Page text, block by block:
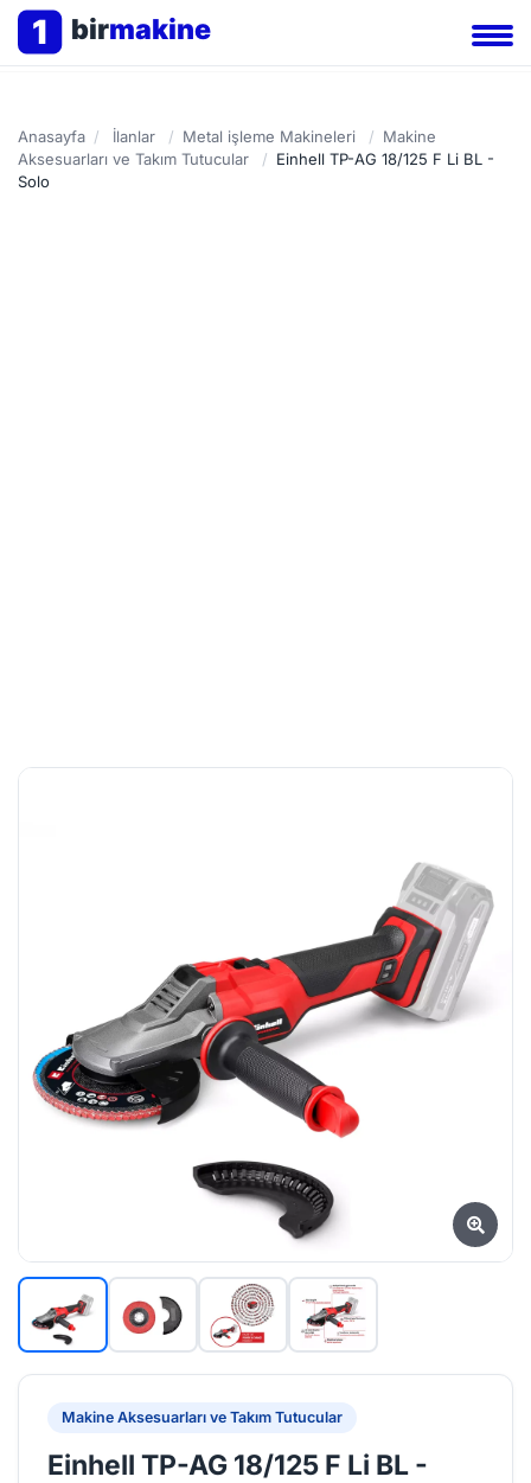
1 birmakine
Anasayfa / İlanlar / Metal işleme Makineleri / Makine
Aksesuarları ve Takım Tutucular
/ Einhell TP-AG 18/125 F Li BL -
Solo
Makine Aksesuarları ve Takım Tutucular
Einhell TP-AG 18/125 F Li BL -